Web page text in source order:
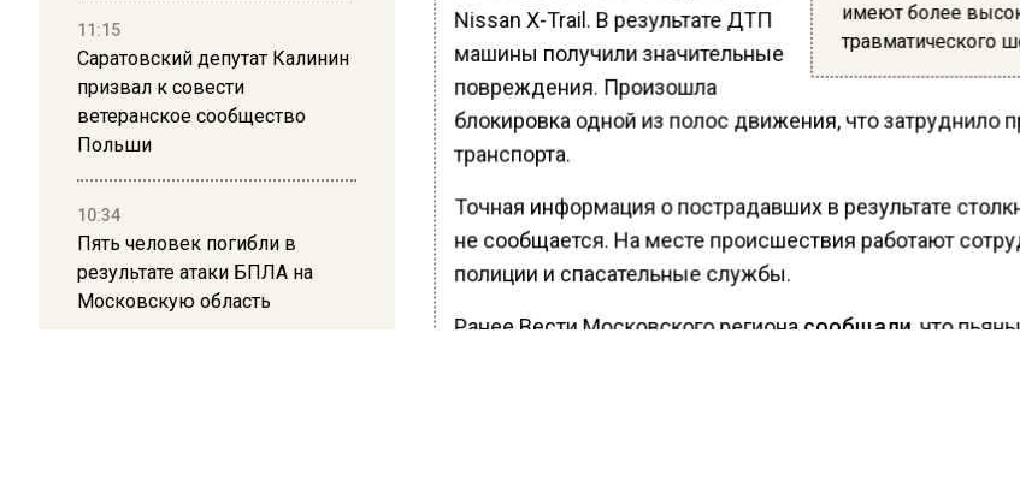
11:15
Саратовский депутат Калинин
призвал к совести
ветеранское сообщество
Польши
10:34
Пять человек погибли в
результате атаки БПЛА на
Московскую область
имеют более
травматического
Nissan X-Trail. В результате ДТП
машины получили значительные
повреждения. Произошла
блокировка одной из полос движения, что затруднило
транспорта.
Точная информация о пострадавших в результате
не сообщается. На месте происшествия работают
полиции и спасательные службы.
Ранее Вести Московского региона сообщали , что